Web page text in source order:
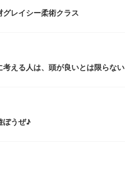
グレイシー柔術クラス
考える人は、頭が良いとは限らない
ぼうぜ♪